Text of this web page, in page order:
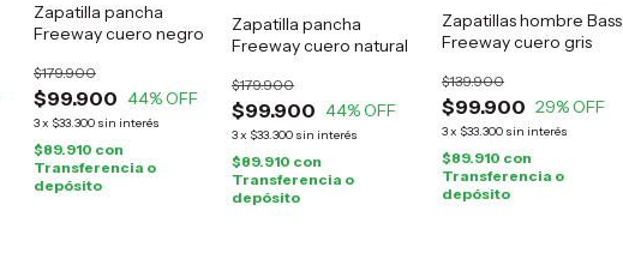
Zapatilla pancha
Freeway cuero negro
$99.900
$179.900
44% OFF
3x $33.300 sin interés
$89.910 con
Transferencia o
depósito
Zapatilla pancha
Freeway cuero natural
$99.900
$179.900
44% OFF
3x $33.300 sin interés
$89.910 con
Transferencia o
depósito
Zapatillas hombre Bass
Freeway cuero gris
$99.900
$139.900
29% OFF
3x $33.300 sin interés
$89.910 con
Transferencia o
depósito